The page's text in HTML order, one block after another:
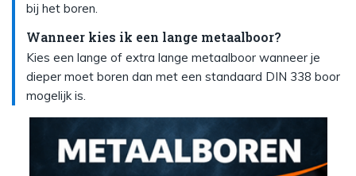
bij het boren.
Wanneer kies ik een lange metaalboor?
Kies een lange of extra lange metaalboor wanneer je
dieper moet boren dan met een standaard DIN 338 boor
mogelijk is.